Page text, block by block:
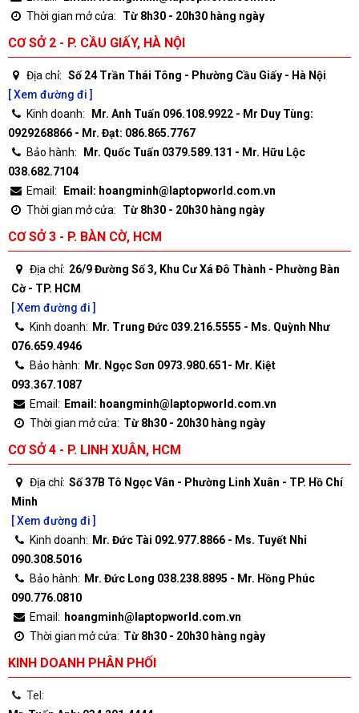
Thời gian mở cửa:
Từ 8h30 - 20h30 hàng ngày
CƠ SỞ 2 - P. CẦU GIẤY, HÀ NỘI
Địa chỉ: Số 24 Trần Thái Tông - Phường Cầu Giấy - Hà Nội
[ Xem đường đi ]
Kinh doanh:
Mr. Anh Tuấn 096.108.9922 - Mr Duy Tùng:
0929268866 - Mr. Đạt: 086.865.7767
Bảo hành:
Mr. Quốc Tuấn 0379.589.131 - Mr. Hữu Lộc
038.682.7104
Email:
Email: hoangminh@laptopworld.com.vn
Thời gian mở cửa:
Từ 8h30 - 20h30 hàng ngày
CƠ SỞ 3 - P. BÀN CỜ, HCM
Địa chỉ: 26/9 Đường Số 3, Khu Cư Xá Đô Thành - Phường Bàn
Cờ - TP. HCM
[ Xem đường đi ]
Kinh doanh: Mr. Trung Đức 039.216.5555 - Ms. Quỳnh Như
076.659.4946
Bảo hành: Mr. Ngọc Sơn 0973.980.651- Mr. Kiệt
093.367.1087
Email: Email: hoangminh@laptopworld.com.vn
Thời gian mở cửa: Từ 8h30 - 20h30 hàng ngày
CƠ SỞ 4 - P. LINH XUÂN, HCM
Địa chỉ: Số 37B Tô Ngọc Vân - Phường Linh Xuân - TP. Hồ Chí
Minh
[ Xem đường đi ]
Kinh doanh: Mr. Đức Tài 092.977.8866 - Ms. Tuyết Nhi
090.308.5016
Bảo hành: Mr. Đức Long 038.238.8895 - Mr. Hồng Phúc
090.776.0810
Email: hoangminh@laptopworld.com.vn
Thời gian mở cửa: Từ 8h30 - 20h30 hàng ngày
KINH DOANH PHÂN PHỐI
Tel: